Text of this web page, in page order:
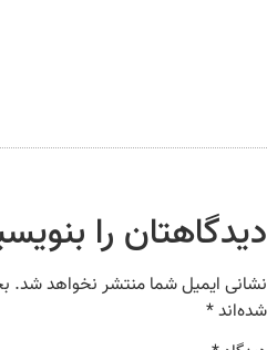
را
ایمیل شما منتشر نخواهد شد.
*